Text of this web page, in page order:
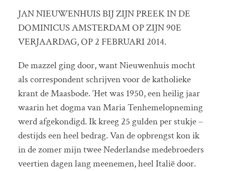
JAN NIEUWENHUIS BIJ ZIJN PREEK IN DE
DOMINICUS AMSTERDAM OP ZIJN 90E
VERJAARDAG, OP 2 FEBRUARI 2014.
De mazzel ging door, want Nieuwenhuis mocht
als correspondent schrijven voor de katholieke
krant de Maasbode. ‘Het was 1950, een heilig jaar
waarin het dogma van Maria Tenhemelopneming
werd afgekondigd. Ik kreeg 25 gulden per stukje –
destijds een heel bedrag. Van de opbrengst kon ik
in de zomer mijn twee Nederlandse medebroeders
veertien dagen lang meenemen, heel Italië door.